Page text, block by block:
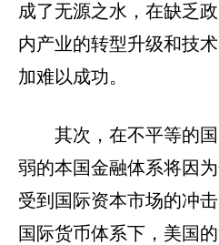
成了无源之水，在缺乏
内产业的转型升级和技
加难以成功。
其次，在不平等的
弱的本国金融体系将因
受到国际资本市场的冲
国际货币体系下，美国